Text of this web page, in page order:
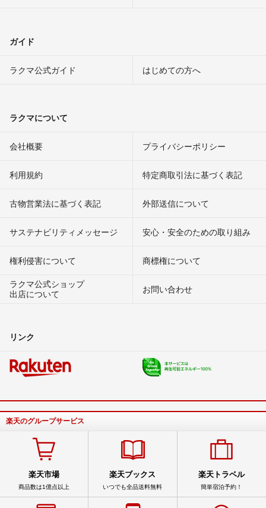
ガイド
ラクマ公式ガイド はじめての方へ
ラクマについて
会社概要 プライバシーポリシー
利用規約 特定商取引法に基づく表記
古物営業法に基づく表記 外部送信について
サステナビリティメッセージ 安心・安全のための取り組み
権利侵害について
商標権について
ラクマ公式ショップ
出店について
お問い合わせ
リンク
楽天のグループサービス
楽天市場
商品数は1億点以上
楽天ブックス
いつでも全品送料無料
楽天トラベル
簡単宿泊予約！